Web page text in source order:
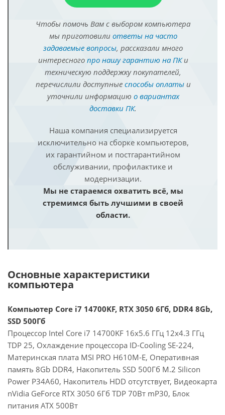
Чтобы помочь Вам с выбором компьютера
мы приготовили ответы на часто
задаваемые вопросы, рассказали много
интересного про нашу гарантию на ПКи
техническую поддержку покупателей,
перечислили доступные способы оплатыи
уточнили информацию о вариантах
доставки ПК.
Наша компания специализируется
исключительно на сборке компьютеров,
их гарантийном и постгарантийном
обслуживании, профилактике и
модернизации.
Мы не стараемся охватить всё, мы
стремимся быть лучшими в своей
области.
Основные характеристики
компьютера
Компьютер Core i7 14700KF, RTX 3050 6Гб, DDR4 8Gb,
SSD 500Гб
Процессор Intel Core i7 14700KF 16x5.6 ГГц 12x4.3 ГГц
TDP 25, Охлаждение процессора ID-Cooling SE-224,
Материнская плата MSI PRO H610M-E, Оперативная
память 8Gb DDR4, Накопитель SSD 500Гб M.2 Silicon
Power P34A60, Накопитель HDD отсутствует, Видеокарта
nVidia GeForce RTX 3050 6Гб TDP 70Вт mP30, Блок
питания ATX 500Вт